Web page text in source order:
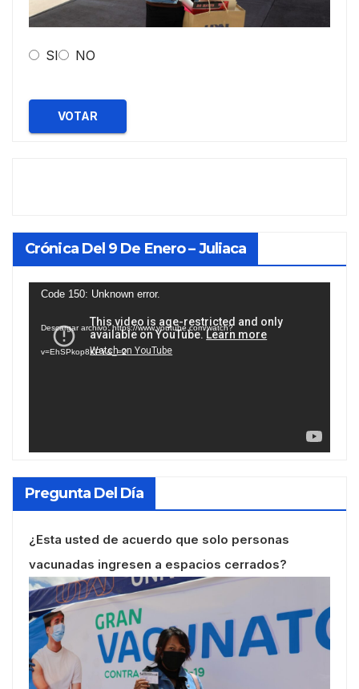
SI NO
VOTAR
Crónica Del 9 De Enero – Juliaca
Reproductor
vídeo
Code 150: Unknown error.
Descargar archivo: https://www.youtube.com/watch?
v=EhSPkop8KPY&_=2
Pregunta Del Día
¿Esta usted de acuerdo que solo personas
vacunadas ingresen a espacios cerrados?